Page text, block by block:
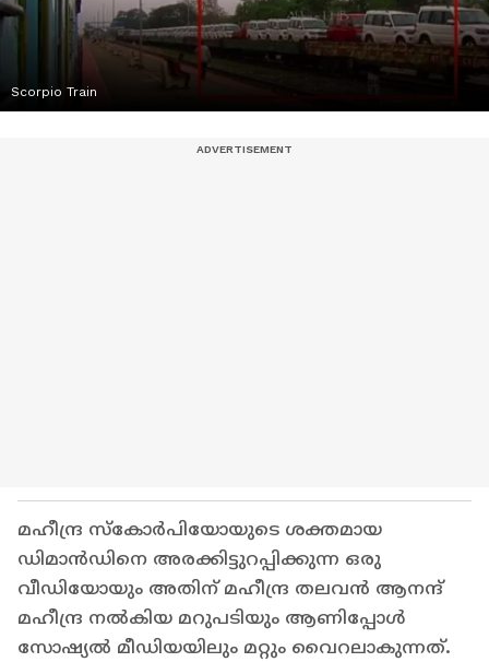
Scorpio Train
മഹീന്ദ്ര സ്കോർപിയോയുടെ ശക്തമായ
ഡിമാൻഡിനെ അരക്കിട്ടുറപ്പിക്കുന്ന ഒരു
വീഡിയോയും അതിന് മഹീന്ദ്ര തലവന്‍ ആനന്ദ്
മഹീന്ദ്ര നല്‍കിയ മറുപടിയും ആണിപ്പോള്‍
സോഷ്യല്‍ മീഡിയയിലും മറ്റും വൈറലാകുന്നത്.